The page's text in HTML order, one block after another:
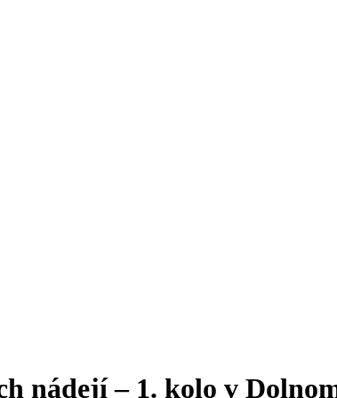
nádejí – 1. kolo v